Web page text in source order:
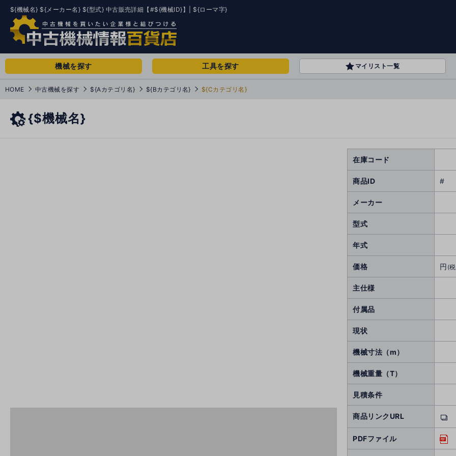
${機械名} ${メーカー名} ${型式} 中古販売詳細【#${機械ID}】| ${ローマ字}
機械を探す 工具を探す マイリスト一覧
HOME 中古機械を探す ${Aカテゴリ名} ${Bカテゴリ名} ${Cカテゴリ名}
{$機械名}
在庫コード
商品ID #
メーカー
型式
年式
価格 円 (
主仕様
付属品
現状
機械寸法（m）
機械重量（T）
見積条件
商品リンクURL
PDFファイル